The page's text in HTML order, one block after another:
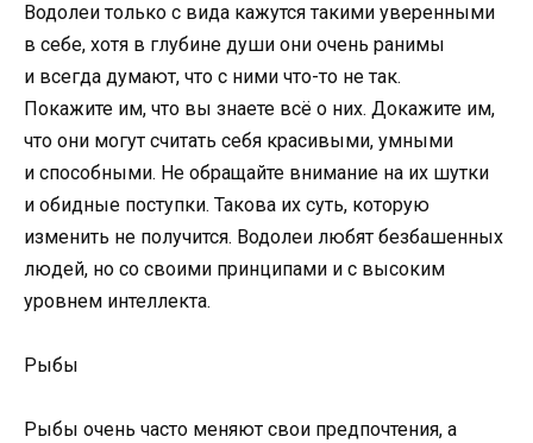
Водолеи только с вида кажутся такими уверенными
в себе, хотя в глубине души они очень ранимы
и всегда думают, что с ними что-то не так.
Покажите им, что вы знаете всё о них. Докажите им,
что они могут считать себя красивыми, умными
и способными. Не обращайте внимание на их шутки
и обидные поступки. Такова их суть, которую
изменить не получится. Водолеи любят безбашенных
людей, но со своими принципами и с высоким
уровнем интеллекта.
Рыбы
Рыбы очень часто меняют свои предпочтения, а